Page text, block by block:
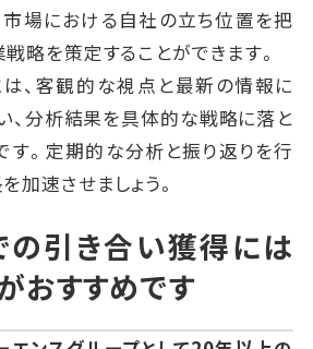
市場における自社の立ち位置を把
略を策定することができます。
、客観的な視点と最新の情報に
、分析結果を具体的な戦略に落と
す。定期的な分析と振り返りを行
加速させましょう。
引き合い獲得には
おすすめです